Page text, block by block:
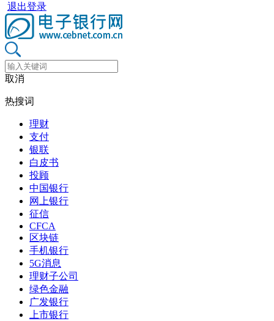
退出登录
取消
热搜词
理财
支付
银联
白皮书
投顾
中国银行
网上银行
征信
CFCA
区块链
手机银行
5G消息
理财子公司
绿色金融
广发银行
上市银行